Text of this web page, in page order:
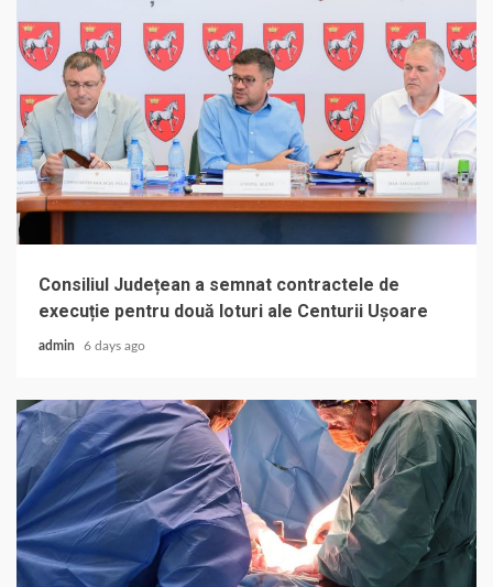
Consiliul Județean a semnat contractele de
execuție pentru două loturi ale Centurii Ușoare
admin 6 days ago